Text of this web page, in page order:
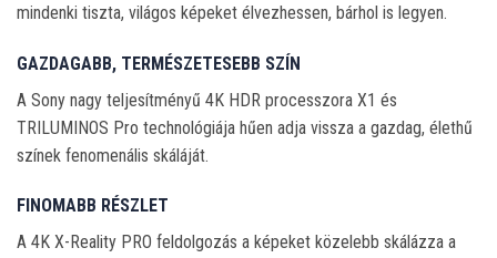
mindenki tiszta, világos képeket élvezhessen, bárhol is legyen.
GAZDAGABB, TERMÉSZETESEBB SZÍN
A Sony nagy teljesítményű 4K HDR processzora X1 és
TRILUMINOS Pro technológiája hűen adja vissza a gazdag, élethű
színek fenomenális skáláját.
FINOMABB RÉSZLET
A 4K X-Reality PRO feldolgozás a képeket közelebb skálázza a